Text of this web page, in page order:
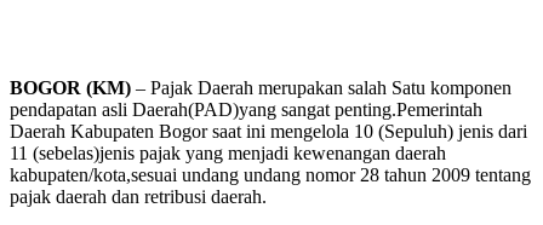
BOGOR (KM) – Pajak Daerah merupakan salah Satu komponen
pendapatan asli Daerah(PAD)yang sangat penting.Pemerintah
Daerah Kabupaten Bogor saat ini mengelola 10 (Sepuluh) jenis dari
11 (sebelas)jenis pajak yang menjadi kewenangan daerah
kabupaten/kota,sesuai undang undang nomor 28 tahun 2009 tentang
pajak daerah dan retribusi daerah.